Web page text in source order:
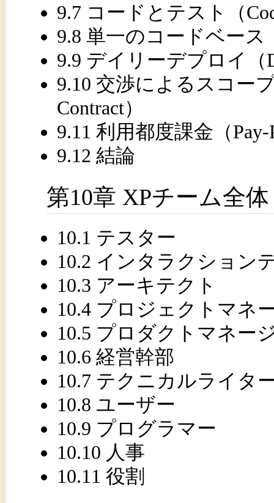
9.7 コードとテスト（
9.8 単一のコードベース
9.9 デイリーデプロイ（
9.10 交渉によるスコー
Contract）
9.11 利用都度課金（Pay-
9.12 結論
第10章 XPチーム全体
10.1 テスター
10.2 インタラクション
10.3 アーキテクト
10.4 プロジェクトマネ
10.5 プロダクトマネー
10.6 経営幹部
10.7 テクニカルライタ
10.8 ユーザー
10.9 プログラマー
10.10 人事
10.11 役割